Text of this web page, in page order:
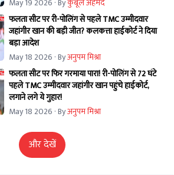
May 19 2026 · Byकुबूल अहमद
फलता सीट पर री-पोलिंग से पहले TMC उम्मीदवार
जहांगीर खान की बड़ी जीत? कलकत्ता हाईकोर्ट ने दिया
बड़ा आदेश
May 18 2026 · Byअनुपम मिश्रा
फलता सीट पर फिर गरमाया पारा! री-पोलिंग से 72 घंटे
पहले TMC उम्मीदवार जहांगीर खान पहुंचे हाईकोर्ट,
लगाने लगे ये गुहार!
May 18 2026 · Byअनुपम मिश्रा
और देखें